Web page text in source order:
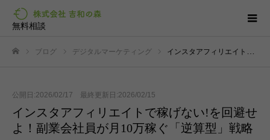
無料相談
ブログ デジタルマーケティング インスタアフィリエイトで稼げない!を回避せよ！副業会社員が月10万稼ぐ「逆算型」戦略
公開日:2026/02/17 最終更新日:2026/02/15
インスタアフィリエイトで稼げない!を回避せ
よ！副業会社員が月10万稼ぐ「逆算型」戦略